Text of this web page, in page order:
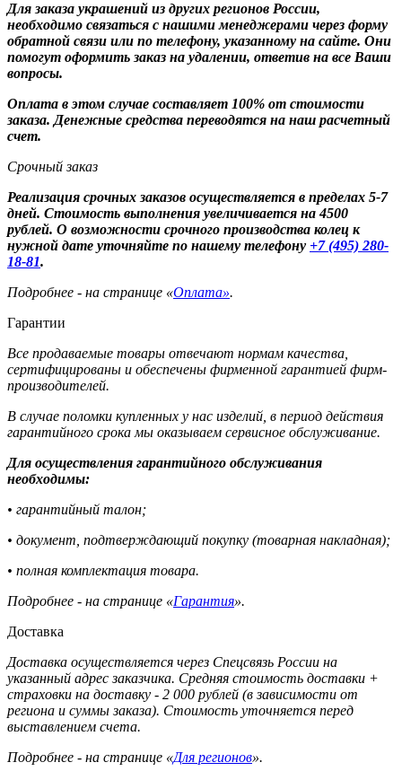
Для заказа украшений из других регионов России,
необходимо связаться с нашими менеджерами через форму
обратной связи или по телефону, указанному на сайте. Они
помогут оформить заказ на удалении, ответив на все Ваши
вопросы.
Оплата в этом случае составляет 100% от стоимости
заказа. Денежные средства переводятся на наш расчетный
счет.
Срочный заказ
Реализация срочных заказов осуществляется в пределах 5-7
дней. Стоимость выполнения увеличивается на 4500
рублей. О возможности срочного производства колец к
нужной дате уточняйте по нашему телефону +7 (495) 280-
18-81.
Подробнее - на странице «Оплата».
Гарантии
Все продаваемые товары отвечают нормам качества,
сертифицированы и обеспечены фирменной гарантией фирм-
производителей.
В случае поломки купленных у нас изделий, в период действия
гарантийного срока мы оказываем сервисное обслуживание.
Для осуществления гарантийного обслуживания
необходимы:
• гарантийный талон;
• документ, подтверждающий покупку (товарная накладная);
• полная комплектация товара.
Подробнее - на странице «Гарантия».
Доставка
Доставка осуществляется через Спецсвязь России на
указанный адрес заказчика. Средняя стоимость доставки +
страховки на доставку - 2 000 рублей (в зависимости от
региона и суммы заказа). Стоимость уточняется перед
выставлением счета.
Подробнее - на странице «Для регионов».